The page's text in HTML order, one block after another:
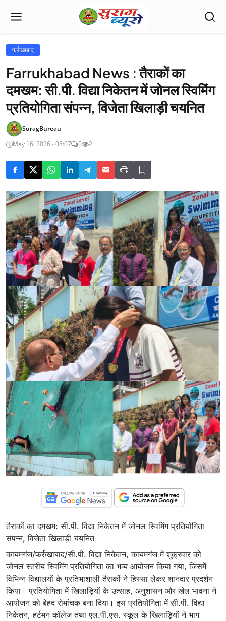
फर्रुखाबाद
Farrukhabad News : तैराकों का
दमखम: सी.पी. विद्या निकेतन में जोनल स्विमिंग
प्रतियोगिता संपन्न, विजेता खिलाड़ी चयनित
SuragBureau
May 16, 2026 - 08:07
0 2
तैराकों का दमखम: सी.पी. विद्या निकेतन में जोनल स्विमिंग प्रतियोगिता
संपन्न, विजेता खिलाड़ी चयनित
कायमगंज/फर्रुखाबाद/सी.पी. विद्या निकेतन, कायमगंज में शुक्रवार को
जोनल स्तरीय स्विमिंग प्रतियोगिता का भव्य आयोजन किया गया, जिसमें
विभिन्न विद्यालयों के प्रतिभाशाली तैराकों ने हिस्सा लेकर शानदार प्रदर्शन
किया। प्रतियोगिता में खिलाड़ियों के उत्साह, अनुशासन और खेल भावना ने
आयोजन को बेहद रोमांचक बना दिया। इस प्रतियोगिता में सी.पी. विद्या
निकेतन, हर्टमन कॉलेज तथा एल.पी.एस. स्कूल के खिलाड़ियों ने भाग